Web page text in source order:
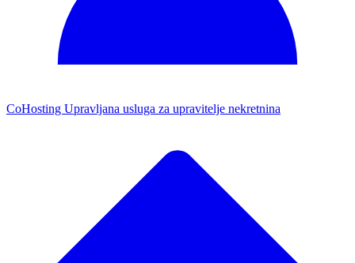
CoHosting Upravljana usluga za upravitelje nekretnina